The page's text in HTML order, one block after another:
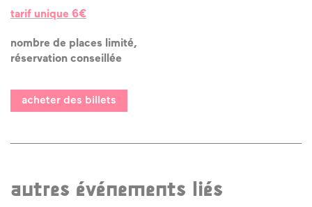
tarif unique 6€
nombre de places limité,
réservation conseillée
acheter des billets
autres événements liés